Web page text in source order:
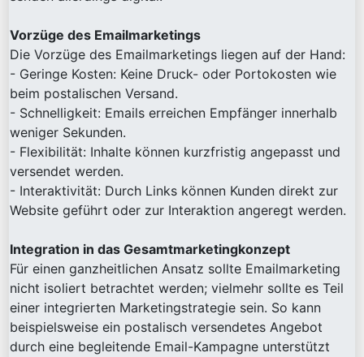
Vorzüge des Emailmarketings
Die Vorzüge des Emailmarketings liegen auf der Hand:
- Geringe Kosten: Keine Druck- oder Portokosten wie
beim postalischen Versand.
- Schnelligkeit: Emails erreichen Empfänger innerhalb
weniger Sekunden.
- Flexibilität: Inhalte können kurzfristig angepasst und
versendet werden.
- Interaktivität: Durch Links können Kunden direkt zur
Website geführt oder zur Interaktion angeregt werden.
Integration in das Gesamtmarketingkonzept
Für einen ganzheitlichen Ansatz sollte Emailmarketing
nicht isoliert betrachtet werden; vielmehr sollte es Teil
einer integrierten Marketingstrategie sein. So kann
beispielsweise ein postalisch versendetes Angebot
durch eine begleitende Email-Kampagne unterstützt